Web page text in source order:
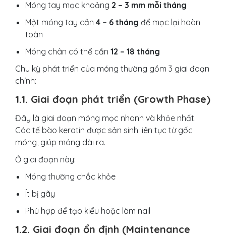
Móng tay mọc khoảng 2 – 3 mm mỗi tháng
Một móng tay cần 4 – 6 tháng để mọc lại hoàn
toàn
Móng chân có thể cần 12 – 18 tháng
Chu kỳ phát triển của móng thường gồm 3 giai đoạn
chính:
1.1. Giai đoạn phát triển (Growth Phase)
Đây là giai đoạn móng mọc nhanh và khỏe nhất.
Các tế bào keratin được sản sinh liên tục từ gốc
móng, giúp móng dài ra.
Ở giai đoạn này:
Móng thường chắc khỏe
Ít bị gãy
Phù hợp để tạo kiểu hoặc làm nail
1.2. Giai đoạn ổn định (Maintenance